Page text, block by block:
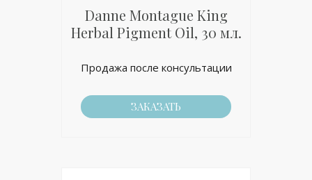
Danne Montague King
Herbal Pigment Oil, 30 мл.
Продажа после консультации
ЗАКАЗАТЬ